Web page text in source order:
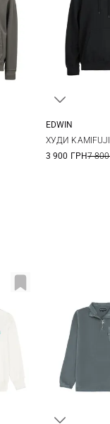
XXL
EDWIN
ХУДИ KAMIFUJI
3 900 ГРН7